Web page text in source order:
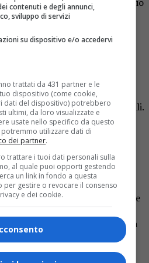
in alta montagna.
sulle Alpi, qualche
al mattino, parzialmente
nebbie anche fitte e nubi
persistenti sulle pianure orientali.
al mattino cielo sereno o
nuvoloso sulla fascia
e settentrionale e
anche dense sulle pianure
aumenta la nuvolosità sui
con l’eccezione dell’alta
altrove. Nuove foschie e
contenuti e degli annunci,
sviluppo di servizi
su dispositivo e/o accedervi
trattati da 431 partner e le
dispositivo (come cookie,
dati del dispositivo) potrebbero
ultimi, da loro visualizzate e
usate nello specifico da questo
utilizzare dati di
dei partner.
trattare i tuoi dati personali sulla
al quale puoi opporti gestendo
un link in fondo a questa
per gestire o revocare il consenso
e dei cookie.